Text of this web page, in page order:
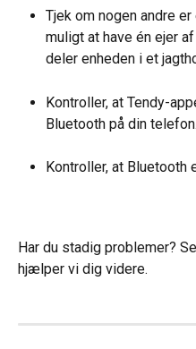
Tjek om nogen andre
muligt at have én ejer
deler enheden i et
Kontroller, at Tendy-
Bluetooth på din telefon.
Kontroller, at Bluetooth
Har du stadig problemer?
hjælper vi dig videre.